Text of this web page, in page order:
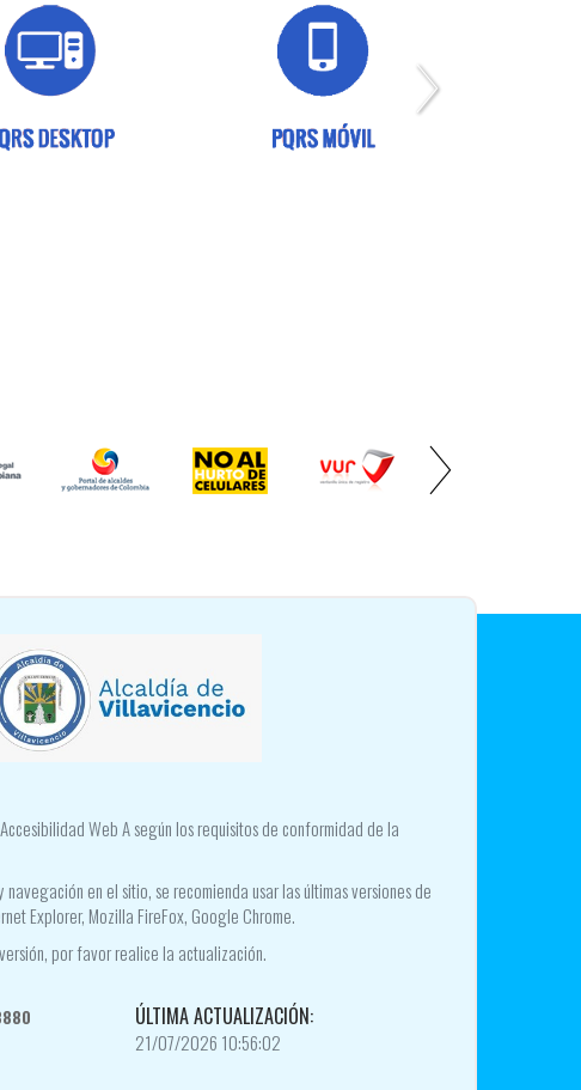
Web A según los requisitos de conformidad de la
en el sitio, se recomienda usar las últimas versiones de
Explorer, Mozilla FireFox, Google Chrome.
por favor realice la actualización.
ÚLTIMA ACTUALIZACIÓN:
21/07/2026 10:56:02